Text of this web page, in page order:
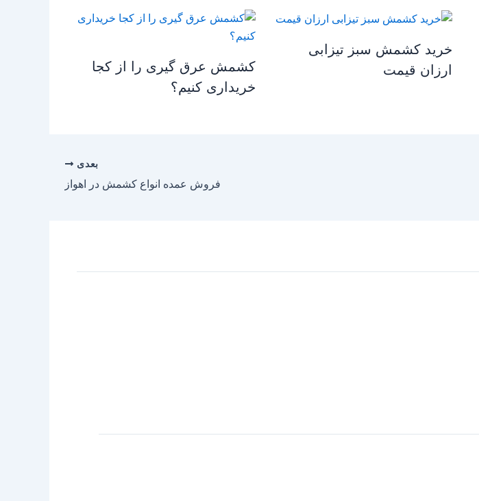
خرید کشمش سبز تیزابی
ارزان قیمت
کشمش عرق گیری را از کجا
خریداری کنیم؟
بعدی
فروش عمده انواع کشمش در اهواز